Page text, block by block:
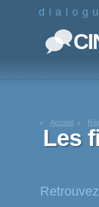
Accueil
Les